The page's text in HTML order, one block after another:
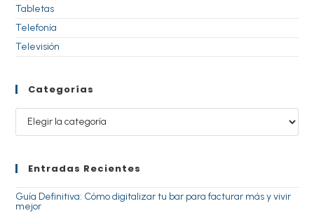
Tabletas
Telefonía
Televisión
Categorías
Entradas Recientes
Guía Definitiva: Cómo digitalizar tu bar para facturar más y vivir
mejor